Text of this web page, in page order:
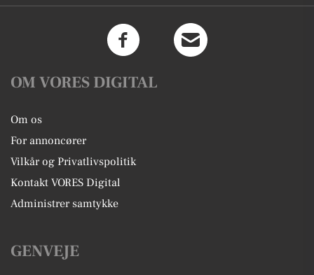
OM VORES DIGITAL
Om os
For annoncører
Vilkår og Privatlivspolitik
Kontakt VORES Digital
Administrer samtykke
GENVEJE